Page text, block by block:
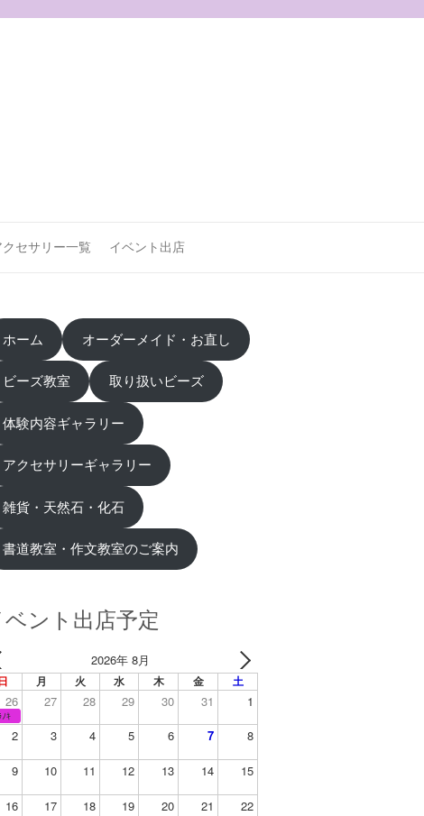
クセサリー一覧 イベント出店
ホーム オーダーメイド・お直し
ビーズ教室 取り扱いビーズ
体験内容ギャラリー
アクセサリーギャラリー
雑貨・天然石・化石
書道教室・作文教室のご案内
ベント出店予定
2026年 8月
月 火 水 木 金 土
26 27 28 29 30 31 1
ｷ
2 3 4 5 6 7 8
9 10 11 12 13 14 15
16 17 18 19 20 21 22